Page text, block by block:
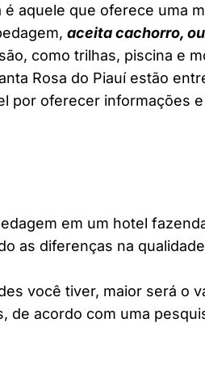
aquele que oferece uma
aceita cachorro,
como trilhas, piscina e
Rosa do Piauí estão
por oferecer informações
em um hotel
as diferenças na
você tiver, maior será o
de acordo com uma